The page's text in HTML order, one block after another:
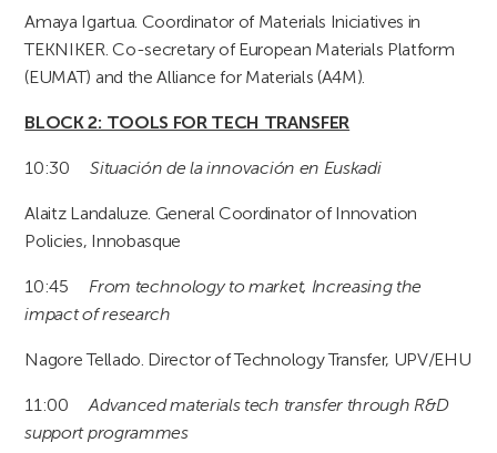
Amaya Igartua. Coordinator of Materials Iniciatives in
TEKNIKER. Co-secretary of European Materials Platform
(EUMAT) and the Alliance for Materials (A4M).
BLOCK 2: TOOLS FOR TECH TRANSFER
10:30Situación de la innovación en Euskadi
Alaitz Landaluze. General Coordinator of Innovation
Policies, Innobasque
10:45 From technology to market, Increasing the
impact of research
Nagore Tellado. Director of Technology Transfer, UPV/EHU
11:00Advanced materials tech transfer through R&D
support programmes